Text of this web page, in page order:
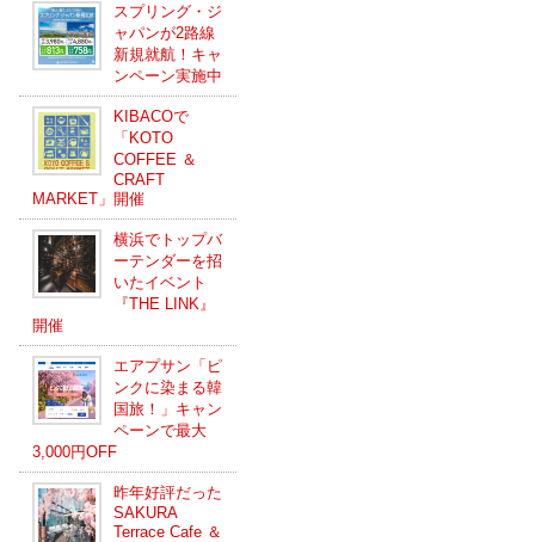
スプリング・ジ
ャパンが2路線
新規就航！キャ
ンペーン実施中
KIBACOで
「KOTO
COFFEE ＆
CRAFT
MARKET」開催
横浜でトップバ
ーテンダーを招
いたイベント
『THE LINK』
開催
エアプサン「ピ
ンクに染まる韓
国旅！」キャン
ペーンで最大
3,000円OFF
昨年好評だった
SAKURA
Terrace Cafe ＆